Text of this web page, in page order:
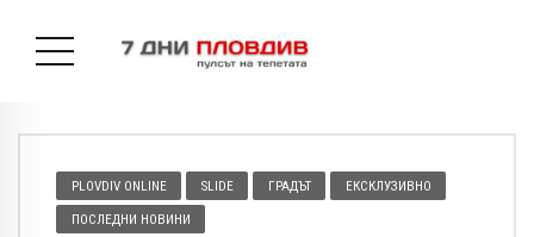
PLOVDIV ONLINE SLIDE ГРАДЪТ ЕКСКЛУЗИВНО
ПОСЛЕДНИ НОВИНИ